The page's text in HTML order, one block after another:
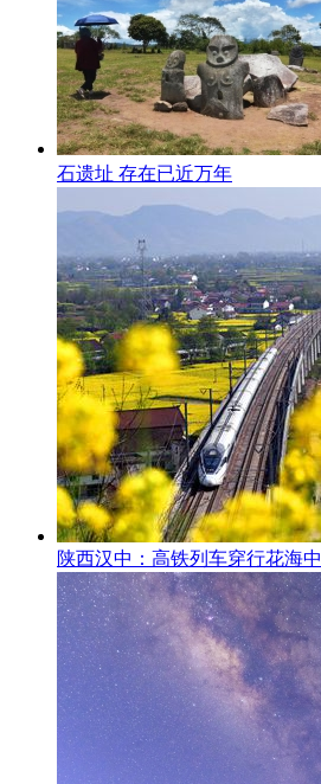
石遗址 存在已近万年
陕西汉中：高铁列车穿行花海中